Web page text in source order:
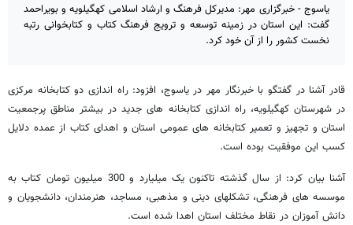
یاسوج - خبرگزاری مهر: مدیرکل فرهنگ و ارشاد اسلامی کهگیلویه و بویراحمد
گفت: این استان در زمینه توسعه و ترویج فرهنگ کتاب و کتابخوانی رتبه
نخست کشور را از آن خود کرد.
قادر آشنا در گفتگو با خبرنگار مهر در یاسوج، افزود: راه اندازی دو کتابخانه مرکزی
در شهرستان کهگیلویه، راه اندازی کتابخانه های جدید در بیشتر مناطق پرجمعیت
استان و تجهیز و تعمیر کتابخانه های عمومی استان و اهدای کتاب از عمده دلایل
کسب این موفقیت بوده است.
آشنا بیان کرد: از سال گذشته تاکنون یک میلیارد و 300 میلیون تومان کتاب به
موسسه های فرهنگی، تشکلهای دینی و مذهبی، مساجد، هنرمندان، دانشجویان و
دانش آموزان در نقاط مختلف استان اهدا شده است.